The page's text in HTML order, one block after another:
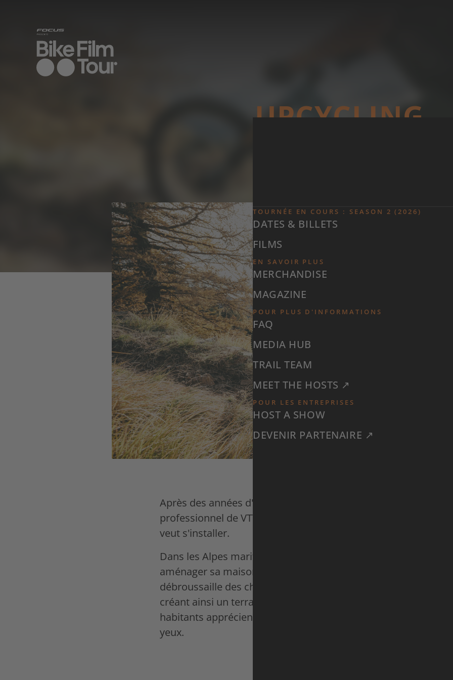
TOURNÉE EN COURS : SEASON 2 (2026)
DATES & BILLETS
FILMS
EN SAVOIR PLUS
MERCHANDISE
MAGAZINE
POUR PLUS D'INFORMATIONS
FAQ
MEDIA HUB
TRAIL TEAM
MEET THE HOSTS ↗
POUR LES ENTREPRISES
HOST A SHOW
DEVENIR PARTENAIRE ↗
UP­CYCLING
Après des années d'aventures sur différents continents, le
professionnel de VTT Harald Philipp ne veut plus repousser
veut s'installer.
Dans les Alpes maritimes italiennes, il a trouvé l'endroit idéal.
aménager sa maison et les sentiers qui l'entourent à sa guise.
débroussaille des chemins qui n'ont pas été utilisés depuis
créant ainsi un terrain de jeu idéal pour lui et son vélo tout-
habitants apprécient, même si Harald restera toujours «
yeux.